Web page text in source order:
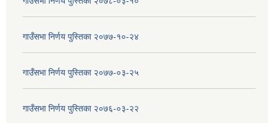
गाउँसभा निर्णय पुस्तिका २०७७-१०-२४
गाउँसभा निर्णय पुस्तिका २०७७-०३-२५
गाउँसभा निर्णय पुस्तिका २०७६-०३-२२